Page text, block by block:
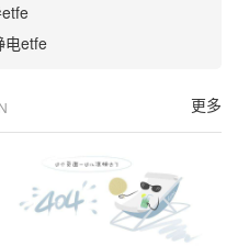
电etfe
更多